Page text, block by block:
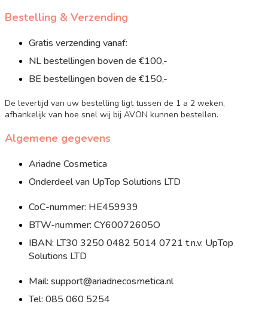
Bestelling & Verzending
Gratis verzending vanaf:
NL bestellingen boven de €100,-
BE bestellingen boven de €150,-
De levertijd van uw bestelling ligt tussen de 1 a 2 weken,
afhankelijk van hoe snel wij bij AVON kunnen bestellen.
Algemene gegevens
Ariadne Cosmetica
Onderdeel van UpTop Solutions LTD
CoC-nummer: HE459939
BTW-nummer: CY60072605O
IBAN: LT30 3250 0482 5014 0721 t.n.v. UpTop
Solutions LTD
Mail: support@ariadnecosmetica.nl
Tel: 085 060 5254